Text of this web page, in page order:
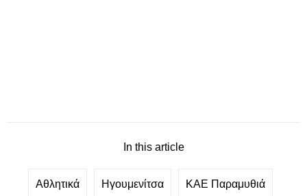
In this article
Αθλητικά Ηγουμενίτσα ΚΑΕ Παραμυθιά